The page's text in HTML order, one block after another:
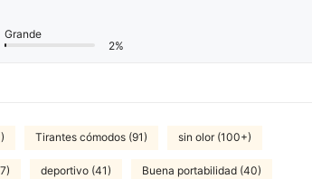
Grande
2%
Tirantes cómodos (91) sin olor (100+)
deportivo (41) Buena portabilidad (40)